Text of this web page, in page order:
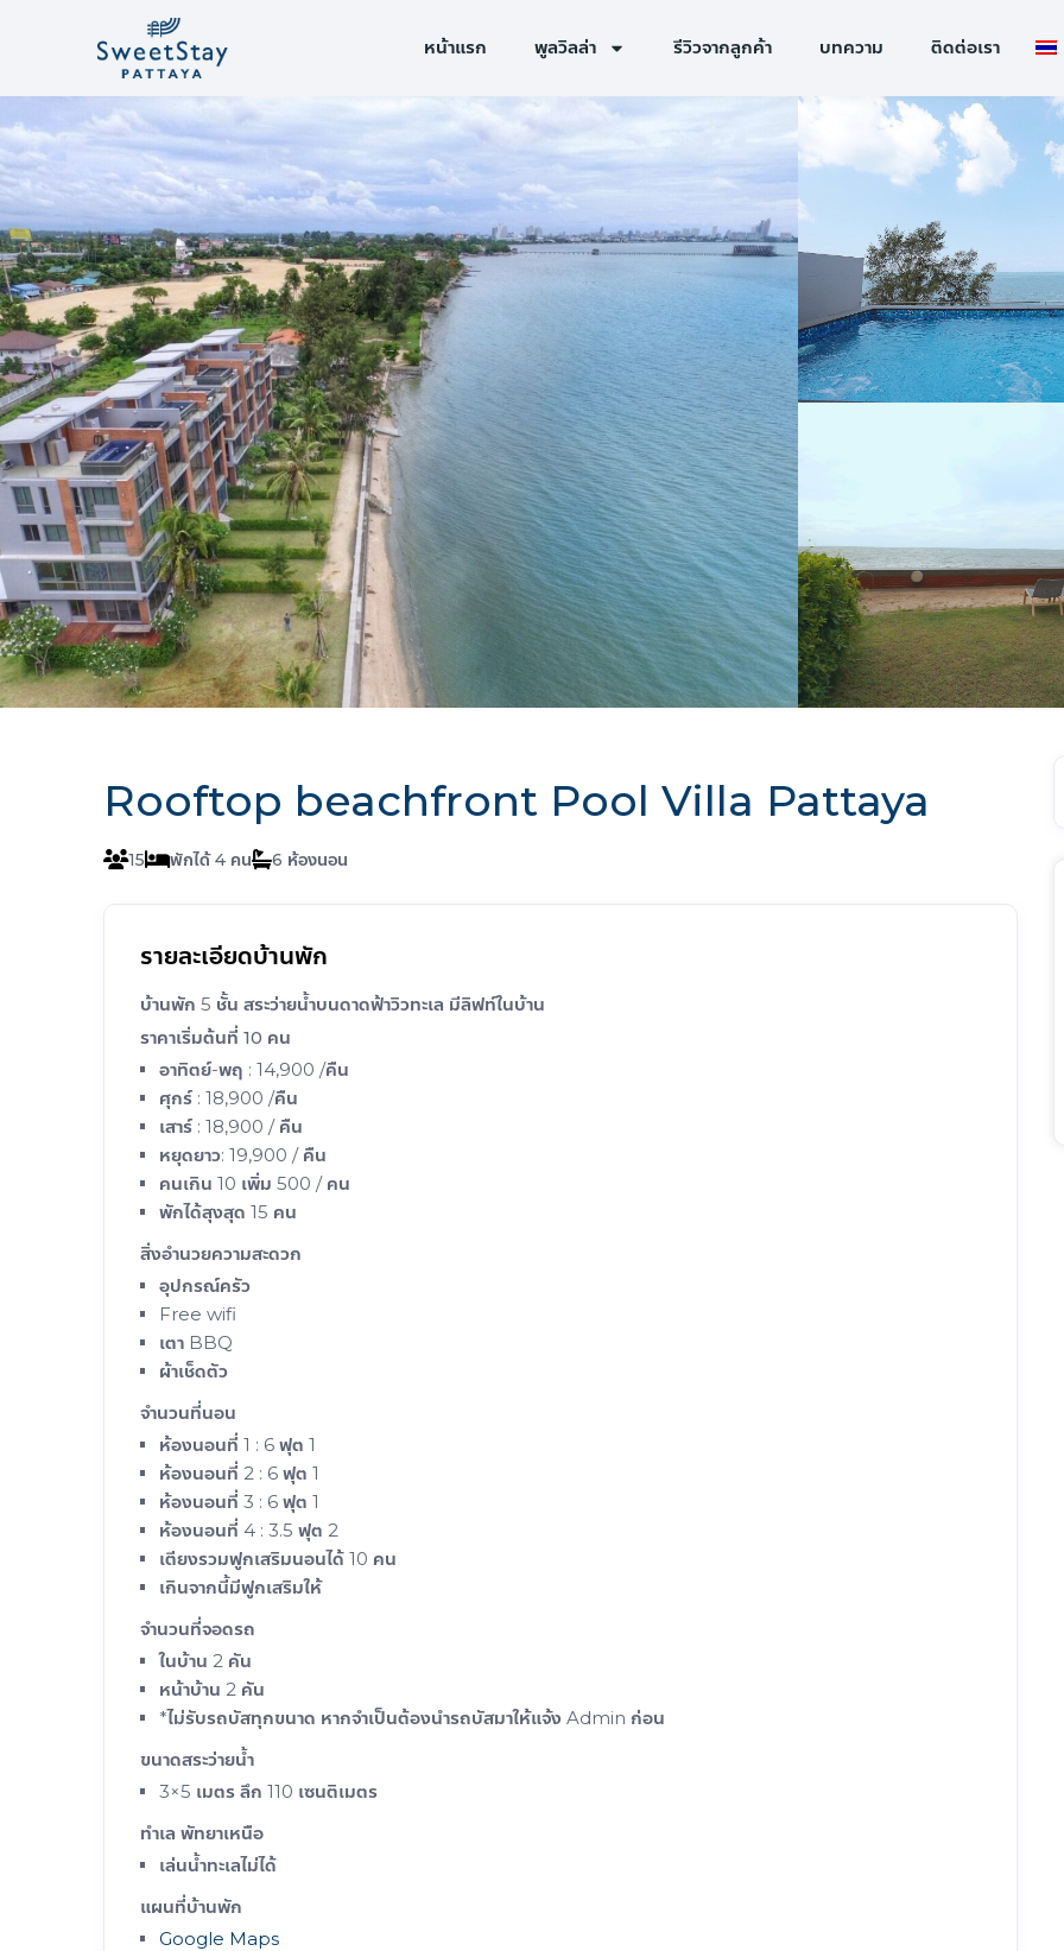
หน้าแรก พูลวิลล่า รีวิวจากลูกค้า บทความ ติดต่อเรา
Rooftop beachfront Pool Villa Pattaya
15 4 6
รายละเอียดบ้านพัก
บ้านพัก 5 ชั้น สระว่ายน้ำบนดาดฟ้าวิวทะเล มีลิฟท์ในบ้าน
ราคาเริ่มต้นที่ 10 คน
อาทิตย์-พฤ : 14,900 /คืน
ศุกร์ : 18,900 /คืน
เสาร์ : 18,900 / คืน
หยุดยาว: 19,900 / คืน
คนเกิน 10 เพิ่ม 500 / คน
พักได้สุงสุด 15 คน
สิ่งอำนวยความสะดวก
อุปกรณ์ครัว
Free wifi
เตา BBQ
ผ้าเช็ดตัว
จำนวนที่นอน
ห้องนอนที่ 1 : 6 ฟุต 1
ห้องนอนที่ 2 : 6 ฟุต 1
ห้องนอนที่ 3 : 6 ฟุต 1
ห้องนอนที่ 4 : 3.5 ฟุต 2
เตียงรวมฟูกเสริมนอนได้ 10 คน
เกินจากนี้มีฟูกเสริมให้
จำนวนที่จอดรถ
ในบ้าน 2 คัน
หน้าบ้าน 2 คัน
*ไม่รับรถบัสทุกขนาด หากจำเป็นต้องนำรถบัสมาให้แจ้ง Admin ก่อน
ขนาดสระว่ายน้ำ
3×5 เมตร ลึก 110 เซนติเมตร
ทำเล พัทยาเหนือ
เล่นน้ำทะเลไม่ได้
แผนที่บ้านพัก
Google Maps